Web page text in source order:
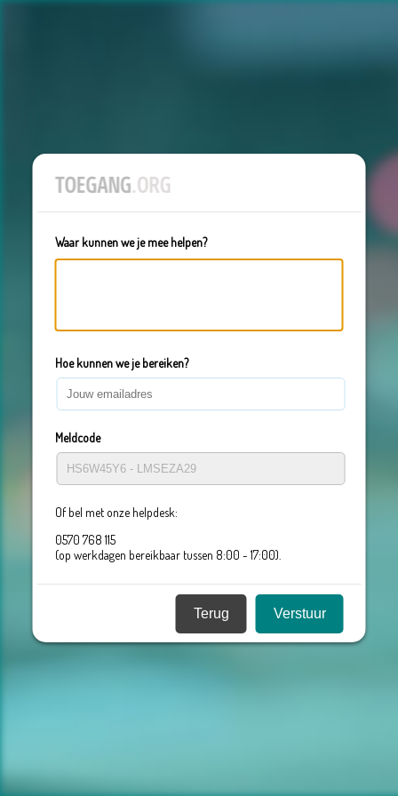
Waar kunnen we je mee helpen?
Hoe kunnen we je bereiken?
Meldcode
Of bel met onze helpdesk:
0570 768 115
(op werkdagen bereikbaar tussen 8:00 - 17:00).
Verstuur
Terug